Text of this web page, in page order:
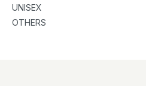
UNISEX
OTHERS